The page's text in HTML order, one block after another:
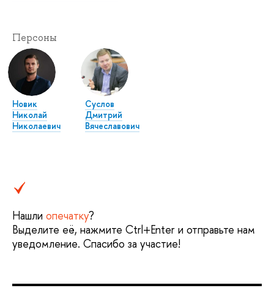
Персоны
Новик
Николай
Николаевич
Суслов
Дмитрий
Вячеславович
Нашли опечатку?
Выделите её, нажмите Ctrl+Enter и отправьте нам
уведомление. Спасибо за участие!